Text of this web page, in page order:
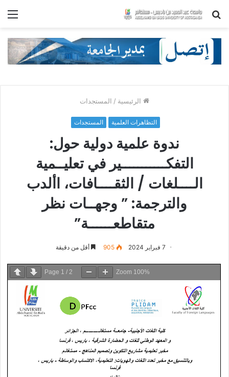
بحث
الرئيسية / المستجدات
التظاهرات العلمية المستجدات
ندوة علمية دولية حول:
التفكـــــــــــير في تعليــمية
الــــلغات / الثقــــافات، األدب
والترجمة: ” وجهــات نظر
متقاطعــــــة”
7 فبراير 2024 905 أقل من دقيقة
Page 1 / 2 Zoom 100%